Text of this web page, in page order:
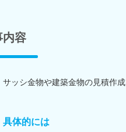
内容
サッシ金物や建築金物の見積作
具体的には